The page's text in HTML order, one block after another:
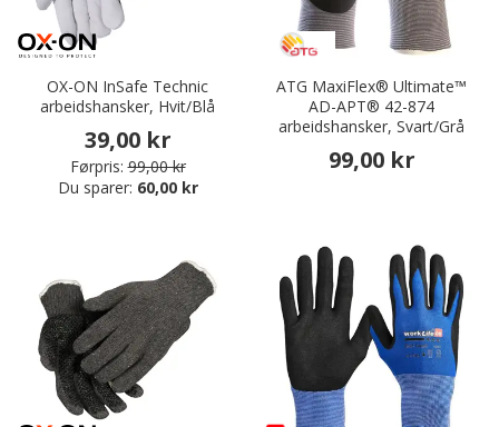
OX-ON InSafe Technic
arbeidshansker, Hvit/Blå
39,00 kr
Førpris: 99,00 kr
Du sparer: 60,00 kr
ATG MaxiFlex® Ultimate™
AD-APT® 42-874
arbeidshansker, Svart/Grå
99,00 kr